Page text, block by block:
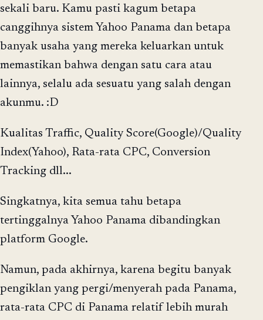
sekali baru. Kamu pasti kagum betapa
canggihnya sistem Yahoo Panama dan betapa
banyak usaha yang mereka keluarkan untuk
memastikan bahwa dengan satu cara atau
lainnya, selalu ada sesuatu yang salah dengan
akunmu. :D
Kualitas Traffic, Quality Score(Google)/Quality
Index(Yahoo), Rata-rata CPC, Conversion
Tracking dll...
Singkatnya, kita semua tahu betapa
tertinggalnya Yahoo Panama dibandingkan
platform Google.
Namun, pada akhirnya, karena begitu banyak
pengiklan yang pergi/menyerah pada Panama,
rata-rata CPC di Panama relatif lebih murah